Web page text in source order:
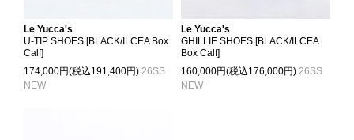
Le Yucca's
U-TIP SHOES [BLACK/ILCEA Box
Calf]
174,000円(税込191,400円) 26SS
NEW
Le Yucca's
GHILLIE SHOES [BLACK/ILCEA
Box Calf]
160,000円(税込176,000円) 26SS
NEW